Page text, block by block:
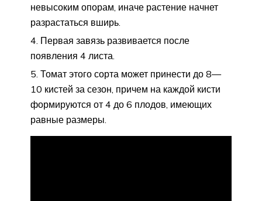
невысоким опорам, иначе растение начнет
разрастаться вширь.
Первая завязь развивается после
появления 4 листа.
Томат этого сорта может принести до 8—
10 кистей за сезон, причем на каждой кисти
формируются от 4 до 6 плодов, имеющих
равные размеры.